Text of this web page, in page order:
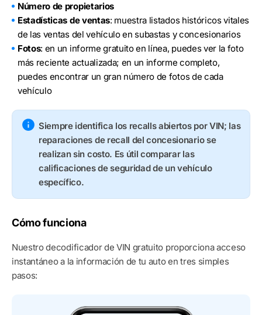
Número de propietarios
Estadísticas de ventas: muestra listados históricos vitales
de las ventas del vehículo en subastas y concesionarios
Fotos: en un informe gratuito en línea, puedes ver la foto
más reciente actualizada; en un informe completo,
puedes encontrar un gran número de fotos de cada
vehículo
Siempre identifica los recalls abiertos por VIN; las
reparaciones de recall del concesionario se
realizan sin costo. Es útil comparar las
calificaciones de seguridad de un vehículo
específico.
Cómo funciona
Nuestro decodificador de VIN gratuito proporciona acceso
instantáneo a la información de tu auto en tres simples
pasos: